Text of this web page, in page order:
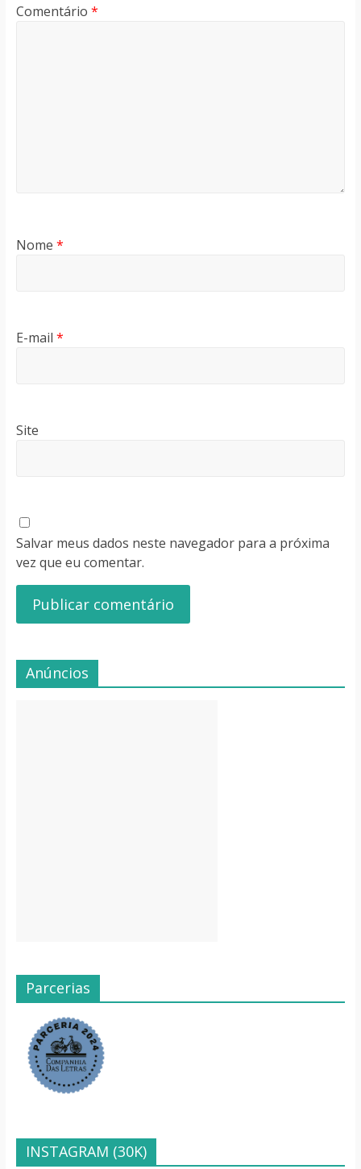
Comentário *
Nome *
E-mail *
Site
Salvar meus dados neste navegador para a próxima
vez que eu comentar.
Anúncios
Parcerias
INSTAGRAM (30K)